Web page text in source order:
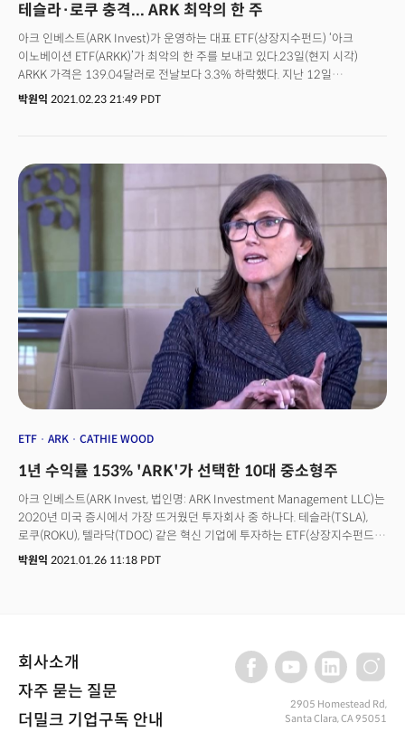
테슬라·로쿠 충격... ARK 최악의 한 주
아크 인베스트(ARK Invest)가 운영하는 대표 ETF(상장지수펀드) ‘아크
이노베이션 ETF(ARKK)’가 최악의 한 주를 보내고 있다.23일(현지 시각)
ARKK 가격은 139.04달러로 전날보다 3.3% 하락했다. 지난 12일
156.58달러로 고점을 찍은 후 하락세를 거듭하며 11.2% 떨어졌다. 14.5%
박원익 2021.02.23 21:49 PDT
ETF ARK CATHIE WOOD
1년 수익률 153% 'ARK'가 선택한 10대 중소형주
아크 인베스트(ARK Invest, 법인명: ARK Investment Management LLC)는
2020년 미국 증시에서 가장 뜨거웠던 투자회사 중 하나다. 테슬라(TSLA),
로쿠(ROKU), 텔라닥(TDOC) 같은 혁신 기업에 투자하는 ETF(상장지수펀드)
를 운용해 놀라운 수익률을 기록했기 때문이다.아크 인베스트는 지난해
박원익 2021.01.26 11:18 PDT
회사소개
자주 묻는 질문
더밀크 기업구독 안내
2905 Homestead Rd,
Santa Clara, CA 95051